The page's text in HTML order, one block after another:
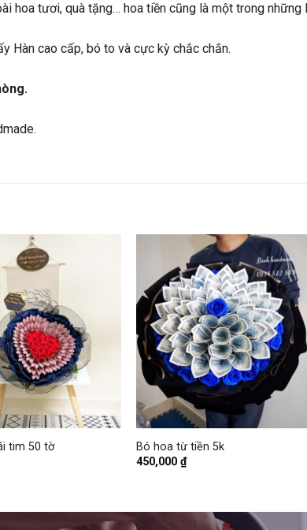
hoa tươi, quà tặng… hoa tiền cũng là một trong những
Hàn cao cấp, bó to và cực kỳ chắc chắn.
tim 50 tờ
+
Bó hoa từ tiền 5k
450,000₫